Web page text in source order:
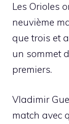
Les Orioles
neuvième
que trois et
un sommet
premiers.
Vladimir
match avec